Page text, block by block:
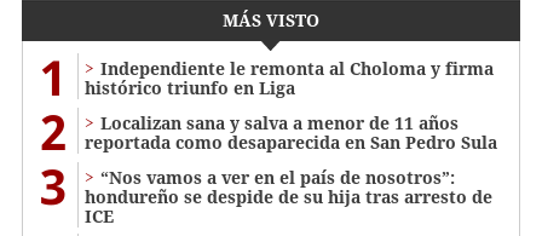
MÁS VISTO
1
Independiente le remonta al Choloma y firma
histórico triunfo en Liga
2
Localizan sana y salva a menor de 11 años
reportada como desaparecida en San Pedro Sula
3
“Nos vamos a ver en el país de nosotros”:
hondureño se despide de su hija tras arresto de
ICE